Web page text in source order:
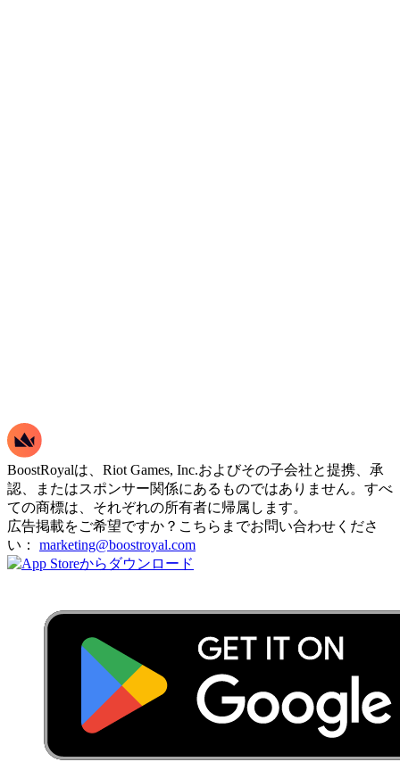
BoostRoyalは、Riot Games, Inc.およびその子会社と提携、承
認、またはスポンサー関係にあるものではありません。すべ
ての商標は、それぞれの所有者に帰属します。
広告掲載をご希望ですか？こちらまでお問い合わせくださ
い： marketing@boostroyal.com